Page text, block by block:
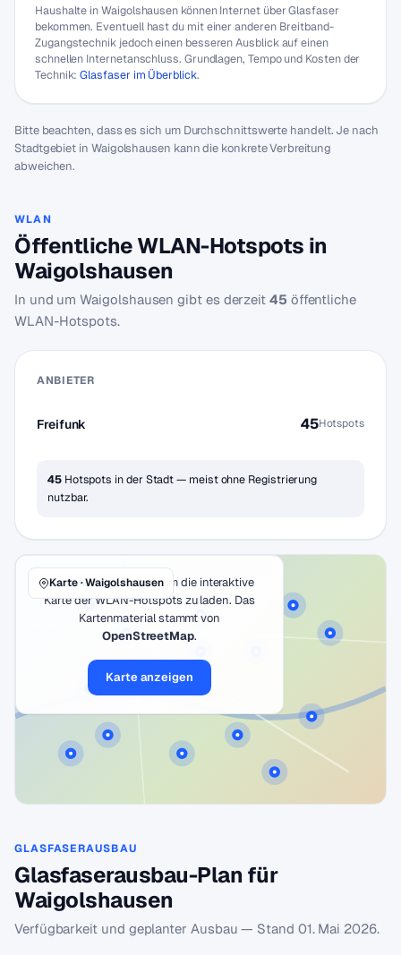
Haushalte in Waigolshausen können Internet über Glasfaser
bekommen. Eventuell hast du mit einer anderen Breitband-
Zugangstechnik jedoch einen besseren Ausblick auf einen
schnellen Internetanschluss. Grundlagen, Tempo und Kosten der
Technik:Glasfaser im Überblick.
Bitte beachten, dass es sich um Durchschnittswerte handelt. Je nach
Stadtgebiet in Waigolshausen kann die konkrete Verbreitung
abweichen.
WLAN
Öffentliche WLAN-Hotspots in
Waigolshausen
In und um Waigolshausen gibt es derzeit 45öffentliche
WLAN-Hotspots.
ANBIETER
Freifunk 45Hotspots
45Hotspots in der Stadt — meist ohne Registrierung
nutzbar.
Klicke auf den Button, um die interaktive
Karte der WLAN-Hotspots zu laden. Das
Kartenmaterial stammt von
OpenStreetMap.
Karte anzeigen
Karte · Waigolshausen
GLASFASERAUSBAU
Glasfaserausbau-Plan für
Waigolshausen
Verfügbarkeit und geplanter Ausbau — Stand 01. Mai 2026.